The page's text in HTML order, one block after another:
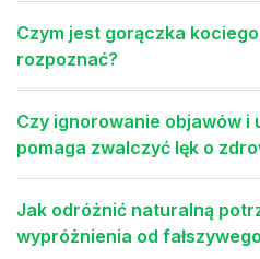
Czym jest gorączka
rozpoznać?
Czy ignorowanie objawów i
pomaga zwalczyć lęk o
Jak odróżnić naturalną
wypróżnienia od